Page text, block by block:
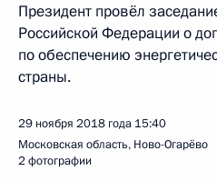
Президент провёл
Российской Федерации о
по обеспечению
страны.
29 ноября 2018 года 15:40
Московская область, Ново-Огарёво
2 фотографии